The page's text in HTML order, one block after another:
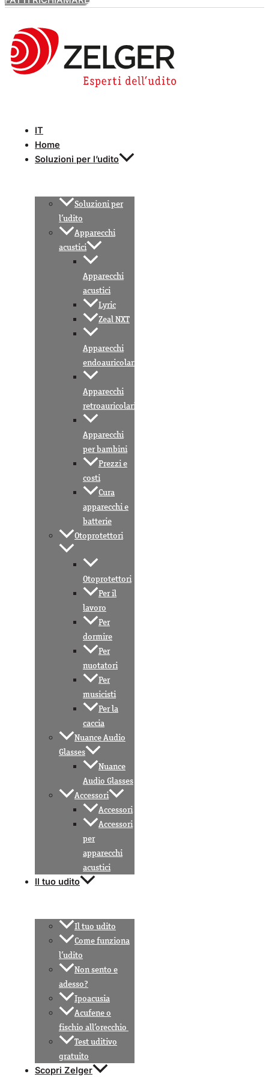
IT
Home
Soluzioni per l’udito
Soluzioni per
l’udito
Apparecchi
acustici
Apparecchi
acustici
Lyric
Zeal NXT
Apparecchi
endoauricolari
Apparecchi
retroauricolari
Apparecchi
per bambini
Prezzi e
costi
Cura
apparecchi e
batterie
Otoprotettori
Otoprotettori
Per il
lavoro
Per
dormire
Per
nuotatori
Per
musicisti
Per la
caccia
Nuance Audio
Glasses
Nuance
Audio Glasses
Accessori
Accessori
Accessori
per
apparecchi
acustici
Il tuo udito
Il tuo udito
Come funziona
l’udito
Non sento e
adesso?
Ipoacusia
Acufene o
fischio all’orecchio
Test uditivo
gratuito
Scopri Zelger